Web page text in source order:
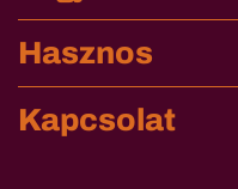
Hasznos
Kapcsolat